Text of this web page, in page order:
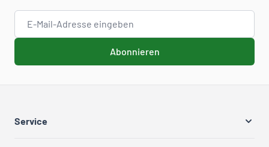
E-Mail-Adresse
Abonnieren
Service